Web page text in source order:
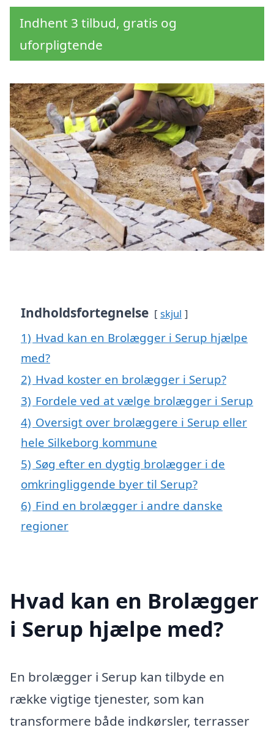
Indhent 3 tilbud, gratis og
uforpligtende
Indholdsfortegnelse skjul
1) Hvad kan en Brolægger i Serup hjælpe
med?
2) Hvad koster en brolægger i Serup?
3) Fordele ved at vælge brolægger i Serup
4) Oversigt over brolæggere i Serup eller
hele Silkeborg kommune
5) Søg efter en dygtig brolægger i de
omkringliggende byer til Serup?
6) Find en brolægger i andre danske
regioner
Hvad kan en Brolægger
i Serup hjælpe med?
En brolægger i Serup kan tilbyde en
række vigtige tjenester, som kan
transformere både indkørsler, terrasser